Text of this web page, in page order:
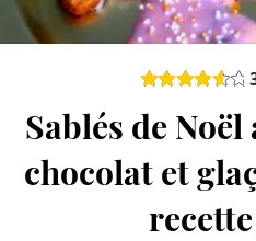
Sablés de
chocolat et